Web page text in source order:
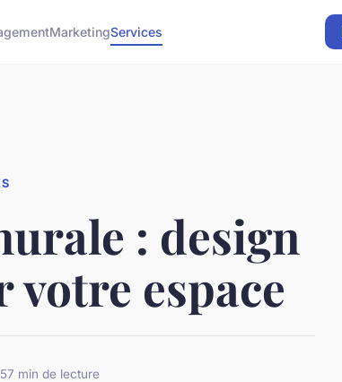
MarketingServices
: design
espace
7 min de lecture